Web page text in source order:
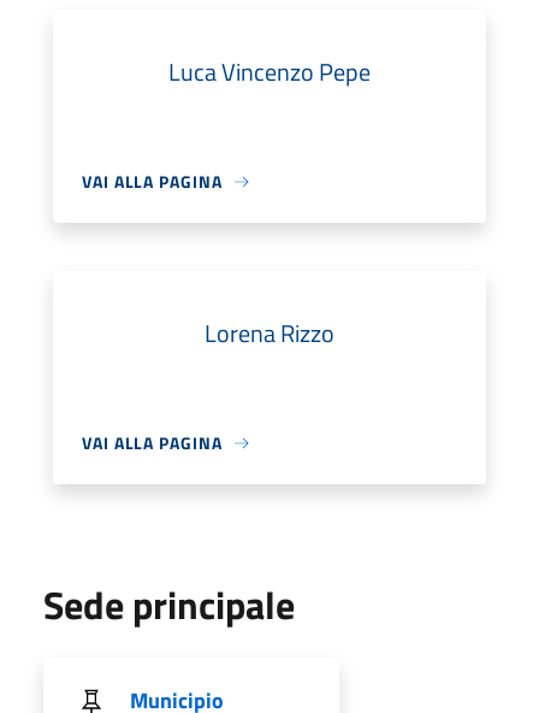
Luca Vincenzo Pepe
VAI ALLA PAGINA
Lorena Rizzo
VAI ALLA PAGINA
Sede principale
Municipio